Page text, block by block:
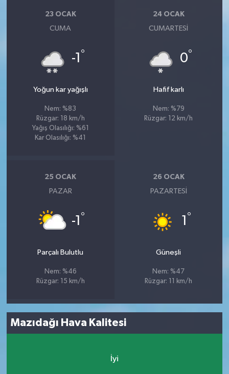
23 OCAK
CUMA
-1 °
Yoğun kar yağışlı
Nem: %83
Rüzgar: 18 km/h
Yağış Olasılığı: %61
Kar Olasılığı: %41
24 OCAK
CUMARTESI
0°
Hafif karlı
Nem: %79
Rüzgar: 12 km/h
25 OCAK
PAZAR
-1 °
Parçalı Bulutlu
Nem: %46
Rüzgar: 15 km/h
26 OCAK
PAZARTESI
1 °
Güneşli
Nem: %47
Rüzgar: 11 km/h
Mazıdağı Hava Kalitesi
İyi